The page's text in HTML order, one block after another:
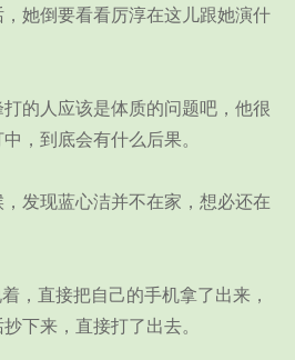
倒要看看厉淳在这儿跟她演什
人应该是体质的问题吧，他很
，到底会有什么后果。
现蓝心洁并不在家，想必还在
直接把自己的手机拿了出来，
下来，直接打了出去。